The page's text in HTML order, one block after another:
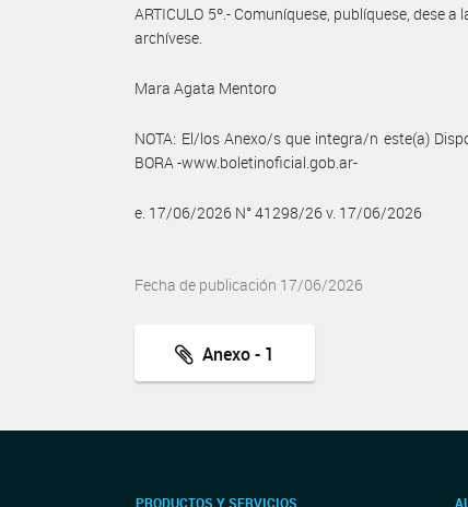
ARTICULO 5º.- Comuníquese, publíquese, dese
archívese.
Mara Agata Mentoro
NOTA: El/los Anexo/s que integra/n este(a)
BORA -www.boletinoficial.gob.ar-
e. 17/06/2026 N° 41298/26 v. 17/06/2026
Fecha de publicación 17/06/2026
Anexo - 1
PRODUCTOS Y SERVICIOS